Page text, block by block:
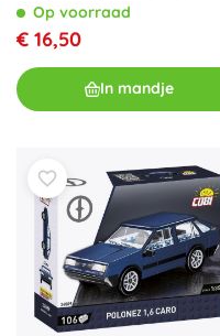
Op voorraad
€ 16,50
In mandje